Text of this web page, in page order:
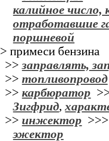
калийное число,
отработавшие
поршневой
> примеси бензина
>>заправлять,
>>топливопровод
>>карбюратор
Зигфрид,
>> инжектор
эжектор